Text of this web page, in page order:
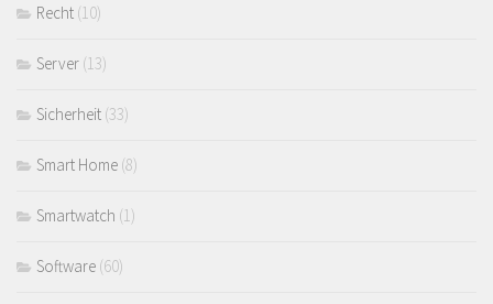
Recht (10)
Server (13)
Sicherheit (33)
Smart Home (8)
Smartwatch (1)
Software (60)